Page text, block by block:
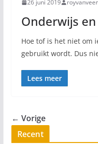
26 juni 2019
Onderwijs
Hoe tof is het niet om
gebruikt wordt. Dus
Lees meer
← Vorige
Recent